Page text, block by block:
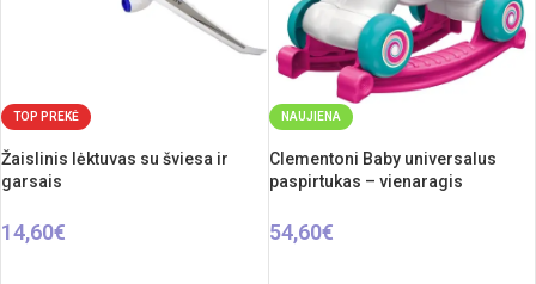
TOP PREKĖ
Žaislinis lėktuvas su šviesa ir
garsais
14,60€
NAUJIENA
Clementoni Baby universalus
paspirtukas – vienaragis
54,60€